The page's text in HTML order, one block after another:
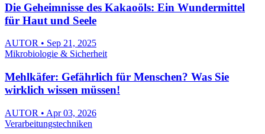
Die Geheimnisse des Kakaoöls: Ein Wundermittel
für Haut und Seele
AUTOR • Sep 21, 2025
Mikrobiologie & Sicherheit
Mehlkäfer: Gefährlich für Menschen? Was Sie
wirklich wissen müssen!
AUTOR • Apr 03, 2026
Verarbeitungstechniken